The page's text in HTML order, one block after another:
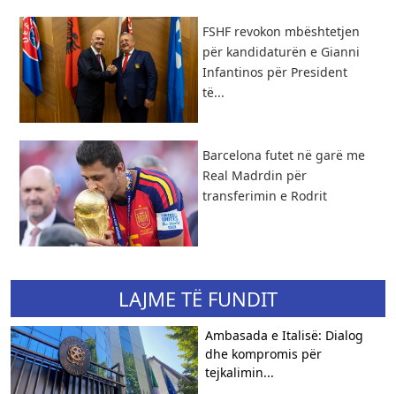
FSHF revokon mbështetjen
për kandidaturën e Gianni
Infantinos për President
të...
Barcelona futet në garë me
Real Madrdin për
transferimin e Rodrit
LAJME TË FUNDIT
Ambasada e Italisë: Dialog
dhe kompromis për
tejkalimin...